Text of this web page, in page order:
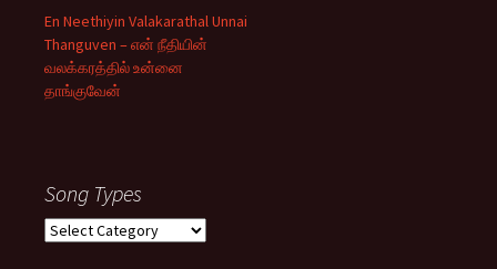
En Neethiyin Valakarathal Unnai
Thanguven – என் நீதியின்
வலக்கரத்தில் உன்னை
தாங்குவேன்
Song Types
Song